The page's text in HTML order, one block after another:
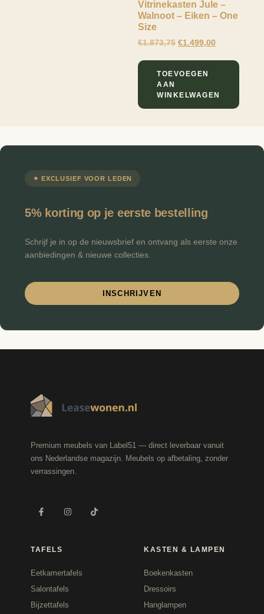
Vitrinekasten Jule –
Walnoot – Eiken – One
Size
€1.873,75 €1.499,00
TOEVOEGEN
AAN
WINKELWAGEN
✦ EXCLUSIEF VOOR LEDEN
5% korting op je eerste bestelling
Schrijf je in op de nieuwsbrief en ontvang als eerste onze
aanbiedingen & nieuwe collecties.
INSCHRIJVEN
Premium meubels van Label51 — direct leverbaar vanuit
ons Nederlandse magazijn. Meubels op afbetaling, zonder
verrassingen.
TAFELS
Eetkamertafels
Salontafels
Bijzettafels
KASTEN & LAMPEN
Boekenkasten
Dressoirs
Hanglampen